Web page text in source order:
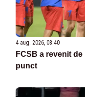
4 aug. 2026, 08:40
FCSB a revenit
punct